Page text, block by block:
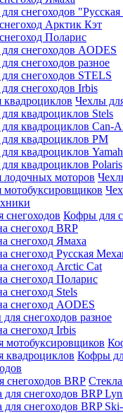
снегоходов
Арктик Кэт
Поларис
снегоходов AODES
снегоходов разное
снегоходов STELS
снегоходов Irbis
Чехлы
квадроциклов Stels
квадроциклов Can-
квадроциклов РМ
квадроциклов
квадроциклов Polaris
Кофры для
снегоход BRP
снегоход Ямаха
снегоход Русская
снегоход Arctic Cat
снегоход Поларис
снегоход Stels
снегоход AODES
снегоходов разное
снегоход Irbis
Кофры
для снегоходов BRP
для снегоходов BRP